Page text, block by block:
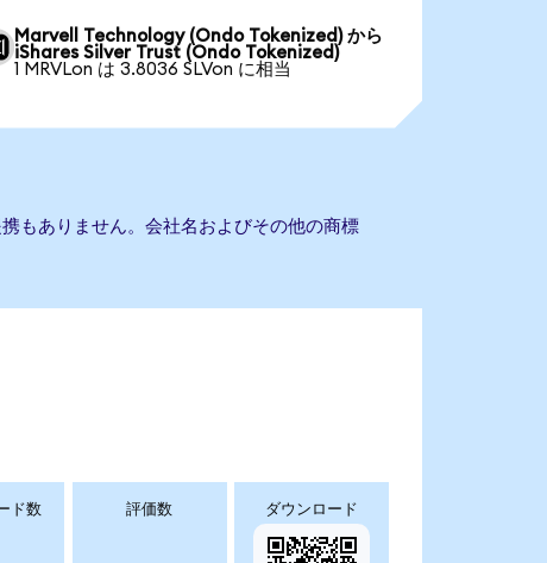
Marvell Technology (Ondo Tokenized) から
iShares Silver Trust (Ondo Tokenized)
1 MRVLon は 3.8036 SLVon に相当
もありません。会社名およびその他の商標
ド数 評価数 ダウンロード